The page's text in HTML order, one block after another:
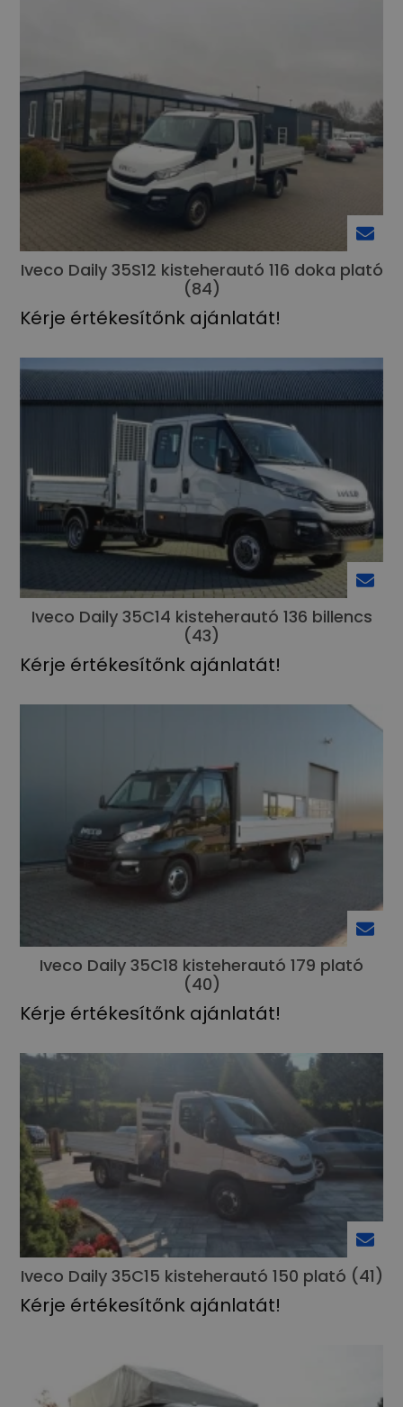
Iveco Daily 35S12 kisteherautó 116 doka plató
(84)
Kérje értékesítőnk ajánlatát!
Iveco Daily 35C14 kisteherautó 136 billencs
(43)
Kérje értékesítőnk ajánlatát!
Iveco Daily 35C18 kisteherautó 179 plató
(40)
Kérje értékesítőnk ajánlatát!
Iveco Daily 35C15 kisteherautó 150 plató (41)
Kérje értékesítőnk ajánlatát!